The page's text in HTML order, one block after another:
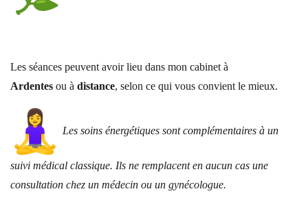
Les séances peuvent avoir lieu dans mon cabinet à
Ardentes ou à distance, selon ce qui vous convient le mieux.
Les soins énergétiques sont complémentaires à un
suivi médical classique. Ils ne remplacent en aucun cas une
consultation chez un médecin ou un gynécologue.